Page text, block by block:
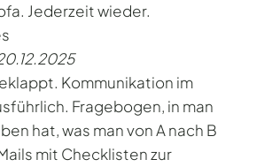
Jederzeit wieder.
Kommunikation im
Fragebogen, in man
hat, was man von A nach B
mit Checklisten zur